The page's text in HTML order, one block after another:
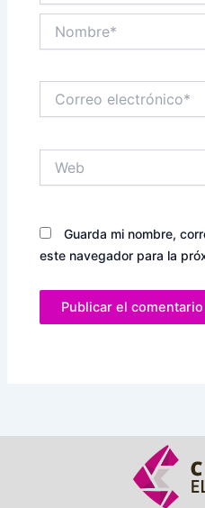
electrónico*
Guarda mi nombre,
este navegador para la